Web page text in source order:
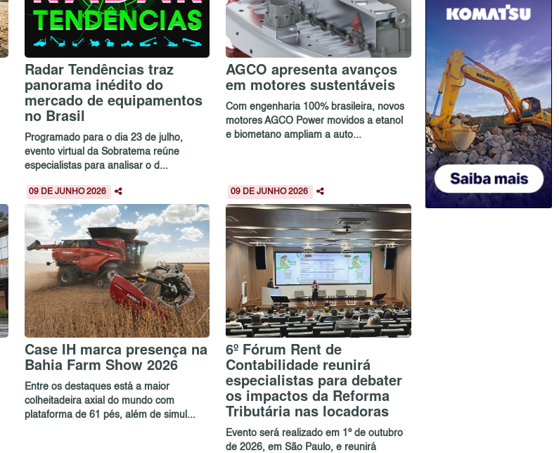
Radar Tendências traz
panorama inédito do
mercado de equipamentos
no Brasil
Programado para o dia 23 de julho,
evento virtual da Sobratema reúne
especialistas para analisar o d...
AGCO apresenta avanços
em motores sustentáveis
Com engenharia 100% brasileira, novos
motores AGCO Power movidos a etanol
e biometano ampliam a auto...
09 DE JUNHO 2026
Case IH marca presença na
Bahia Farm Show 2026
Entre os destaques está a maior
colheitadeira axial do mundo com
plataforma de 61 pés, além de simul...
09 DE JUNHO 2026
6º Fórum Rent de
Contabilidade reunirá
especialistas para debater
os impactos da Reforma
Tributária nas locadoras
Evento será realizado em 1º de outubro
de 2026, em São Paulo, e reunirá